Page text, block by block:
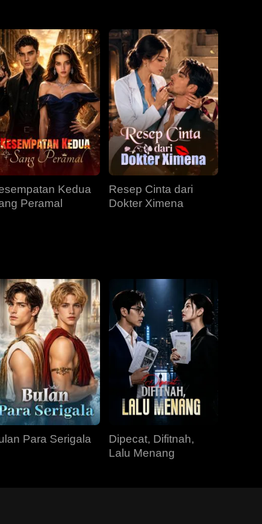
EP 34 EP 35
Kedua
Peramal
Resep Cinta dari
Dokter Ximena
Para Serigala
Dipecat, Difitnah,
Lalu Menang